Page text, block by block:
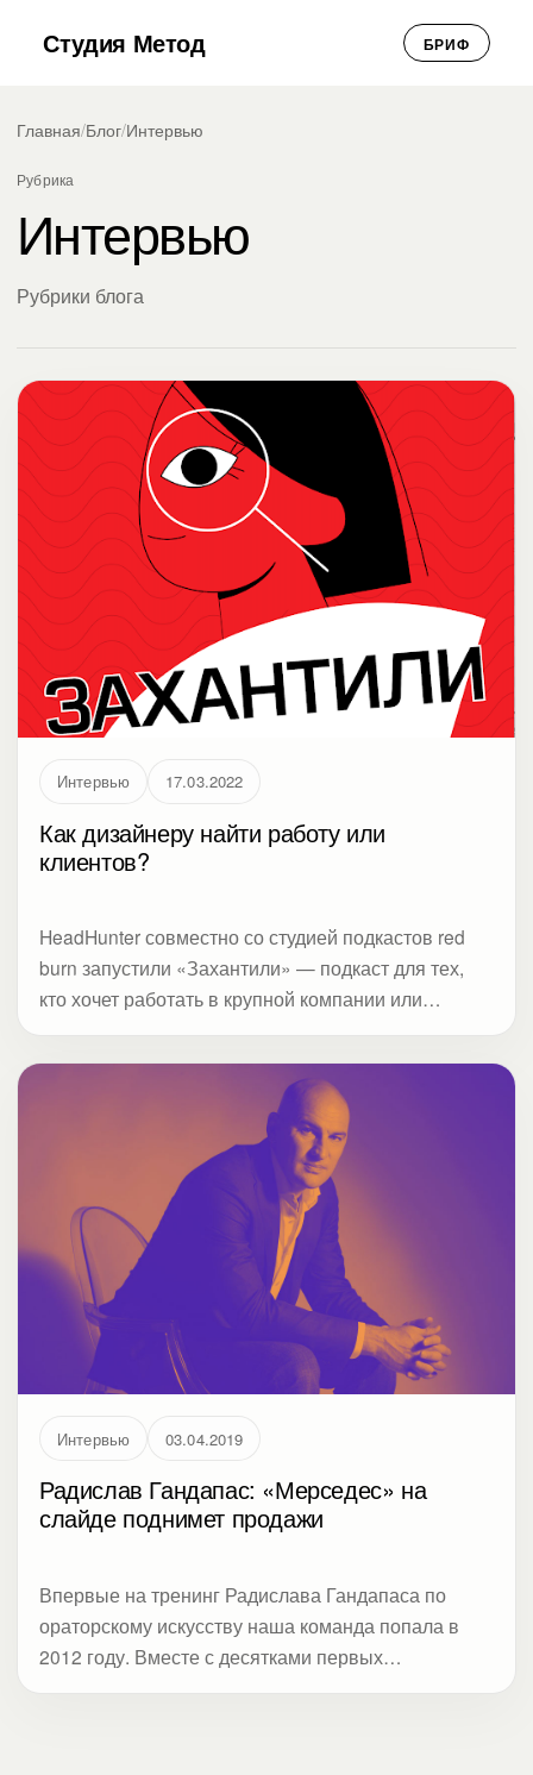
Студия Метод БРИФ
Главная/Блог/Интервью
Рубрика
Интервью
Рубрики блога
Интервью 17.03.2022
Как дизайнеру найти работу или
клиентов?
HeadHunter совместно со студией подкастов red
burn запустили «Захантили» — подкаст для тех,
кто хочет работать в крупной компании или
Ведущая подкаста Лена Арапова задала вопросы
сооснователю Студии Метод Виктории Рындиной:
«как устраиваться на работу удаленно», «где
искать заказчиков, если ты фрилансер», «что
поможет организовать работу из дома», «как
грамотно подойти к оформлению документов при
трудоустройстве».
Интервью 03.04.2019
Радислав Гандапас: «Мерседес» на
слайде поднимет продажи
Впервые на тренинг Радислава Гандапаса по
ораторскому искусству наша команда попала в
2012 году. Вместе с десятками первых